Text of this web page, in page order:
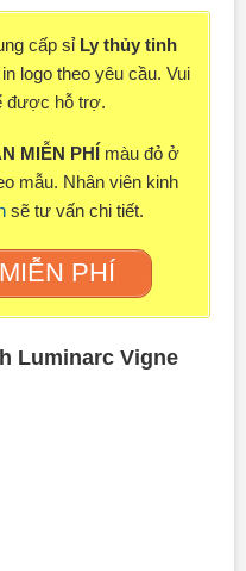
cấp sỉ Ly thủy tinh
logo theo yêu cầu. Vui
được hỗ trợ.
MIỄN PHÍ màu đỏ ở
mẫu. Nhân viên kinh
sẽ tư vấn chi tiết.
PHÍ
Luminarc Vigne